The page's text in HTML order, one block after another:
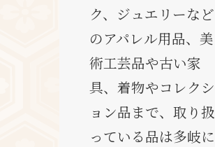
ク、ジュエリーなど
のアパレル用品、美
術工芸品や古い家
具、着物やコレクシ
ョン品まで、取り扱
っている品は多岐に